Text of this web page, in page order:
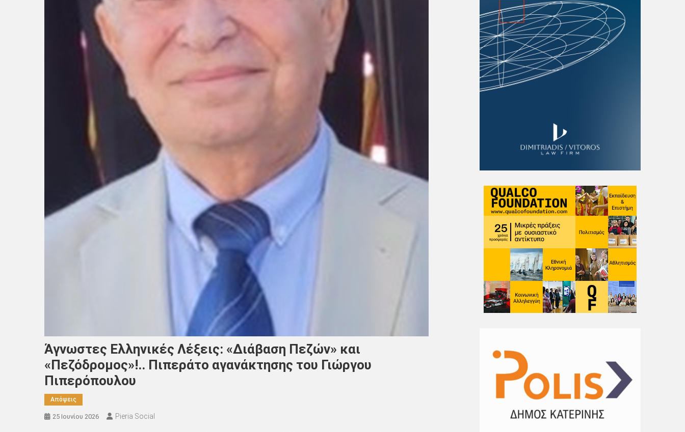
Άγνωστες Ελληνικές Λέξεις: «Διάβαση Πεζών» και
«Πεζόδρομος»!.. Πιπεράτο αγανάκτησης του Γιώργου
Πιπερόπουλου
Απόψεις
25 Ιουνίου 2026 Pieria Social